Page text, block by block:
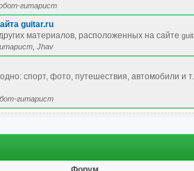
гитарист
guitar.ru
материалов, расположенных на сайте
, Jhav
спорт, фото, путешествия, автомобили и
гитарист